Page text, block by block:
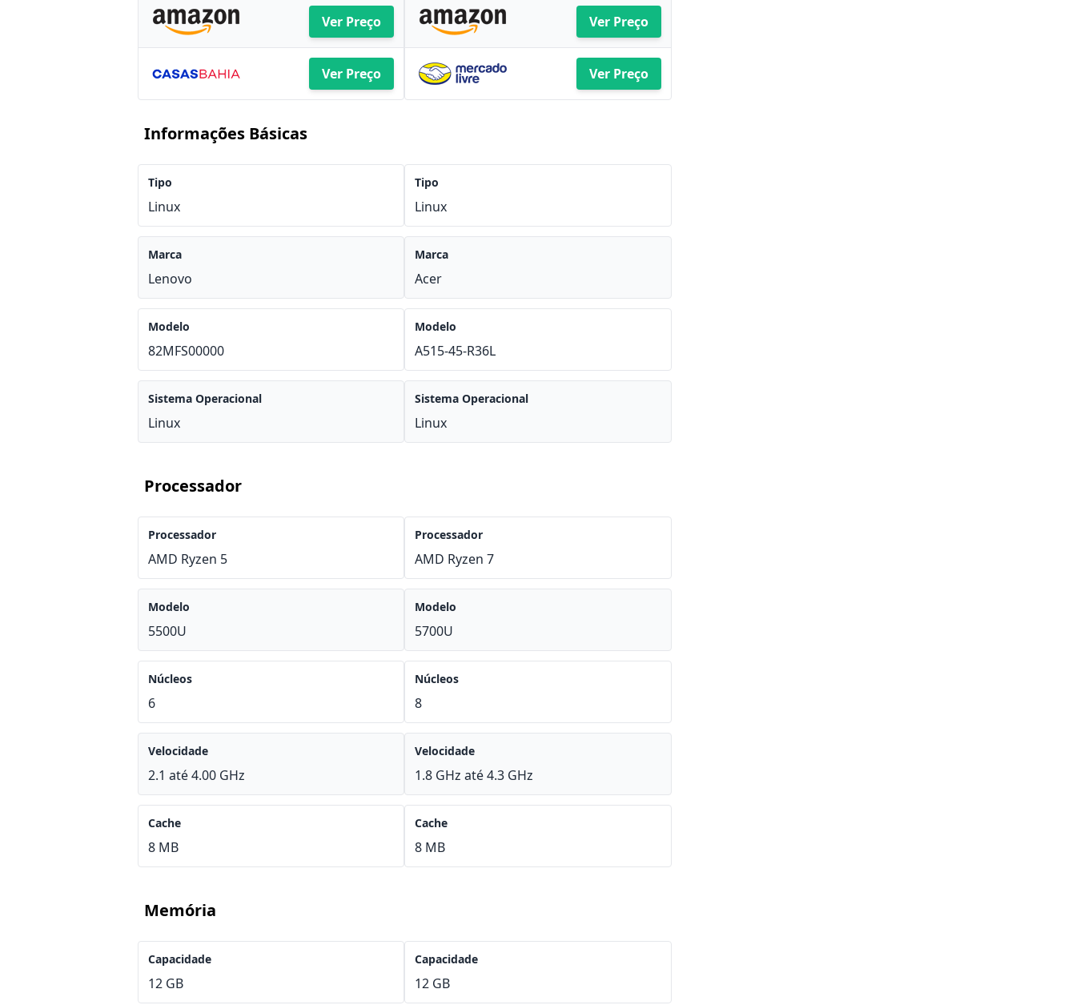
Ver Preço
Ver Preço
Ver Preço
Ver Preço
Informações Básicas
Tipo
Linux
Marca
Lenovo
Modelo
82MFS00000
Sistema Operacional
Linux
Tipo
Linux
Marca
Acer
Modelo
A515-45-R36L
Sistema Operacional
Linux
Processador
Processador
AMD Ryzen 5
Modelo
5500U
Núcleos
6
Velocidade
2.1 até 4.00 GHz
Cache
8 MB
Processador
AMD Ryzen 7
Modelo
5700U
Núcleos
8
Velocidade
1.8 GHz até 4.3 GHz
Cache
8 MB
Memória
Capacidade
12 GB
Capacidade
12 GB